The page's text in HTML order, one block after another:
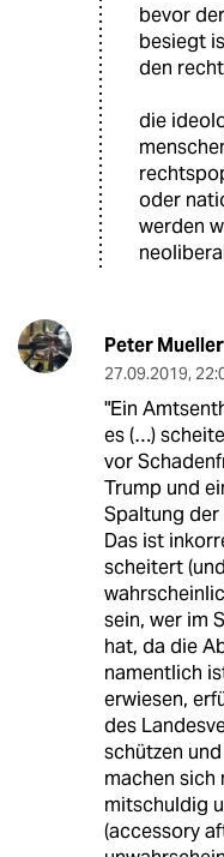
bevor
besiegt
den
die
oder
werden
Peter Mueller
27.09.2019,
"Ein
es (…)
vor
Trump und
Spaltung der
Das ist
scheitert
sein, wer im
hat, da die
namentlich
erwiesen,
des
schützen
machen sich
mitschuldig
(accessory